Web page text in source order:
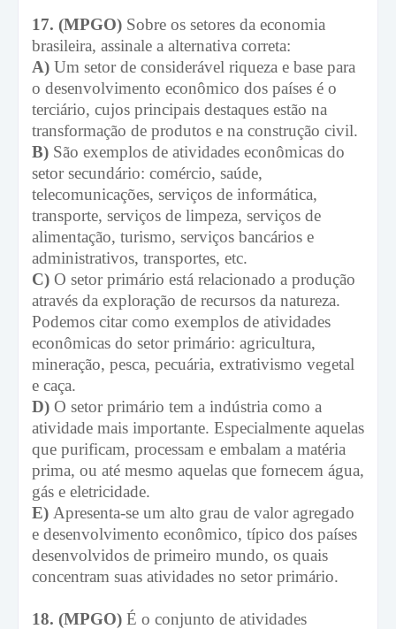
17. (MPGO) Sobre os setores da economia
brasileira, assinale a alternativa correta:
A) Um setor de considerável riqueza e base para
o desenvolvimento econômico dos países é o
terciário, cujos principais destaques estão na
transformação de produtos e na construção civil.
B) São exemplos de atividades econômicas do
setor secundário: comércio, saúde,
telecomunicações, serviços de informática,
transporte, serviços de limpeza, serviços de
alimentação, turismo, serviços bancários e
administrativos, transportes, etc.
C) O setor primário está relacionado a produção
através da exploração de recursos da natureza.
Podemos citar como exemplos de atividades
econômicas do setor primário: agricultura,
mineração, pesca, pecuária, extrativismo vegetal
e caça.
D) O setor primário tem a indústria como a
atividade mais importante. Especialmente aquelas
que purificam, processam e embalam a matéria
prima, ou até mesmo aquelas que fornecem água,
gás e eletricidade.
E) Apresenta-se um alto grau de valor agregado
e desenvolvimento econômico, típico dos países
desenvolvidos de primeiro mundo, os quais
concentram suas atividades no setor primário.
18. (MPGO) É o conjunto de atividades